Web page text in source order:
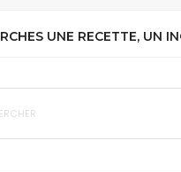
UNE RECETTE, UN